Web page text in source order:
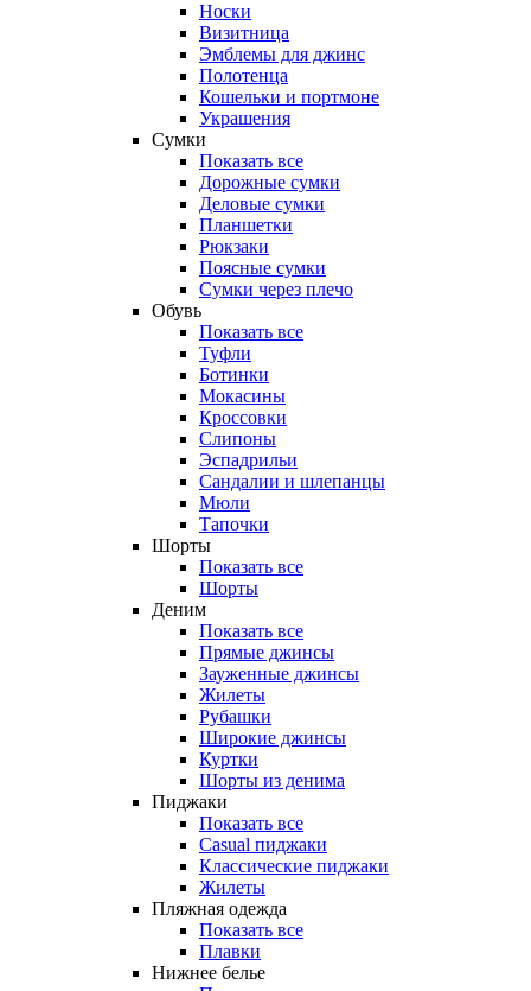
Носки
Визитница
Эмблемы для джинс
Полотенца
Кошельки и портмоне
Украшения
Сумки
Показать все
Дорожные сумки
Деловые сумки
Планшетки
Рюкзаки
Поясные сумки
Сумки через плечо
Обувь
Показать все
Туфли
Ботинки
Мокасины
Кроссовки
Слипоны
Эспадрильи
Сандалии и шлепанцы
Мюли
Тапочки
Шорты
Показать все
Шорты
Деним
Показать все
Прямые джинсы
Зауженные джинсы
Жилеты
Рубашки
Широкие джинсы
Куртки
Шорты из денима
Пиджаки
Показать все
Casual пиджаки
Классические пиджаки
Жилеты
Пляжная одежда
Показать все
Плавки
Нижнее белье